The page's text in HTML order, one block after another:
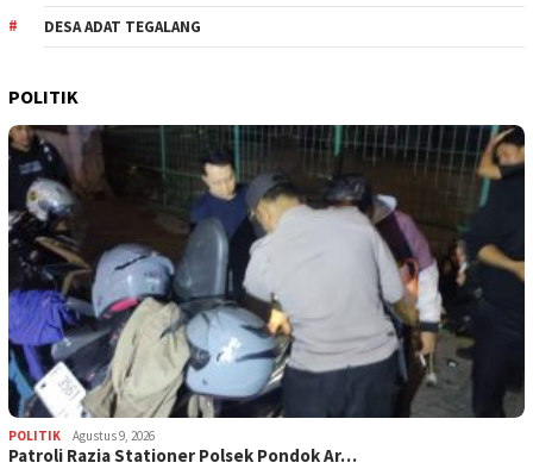
DESA ADAT TEGALANG
POLITIK
POLITIK Agustus 9, 2026
Patroli Razia Stationer Polsek Pondok Ar…